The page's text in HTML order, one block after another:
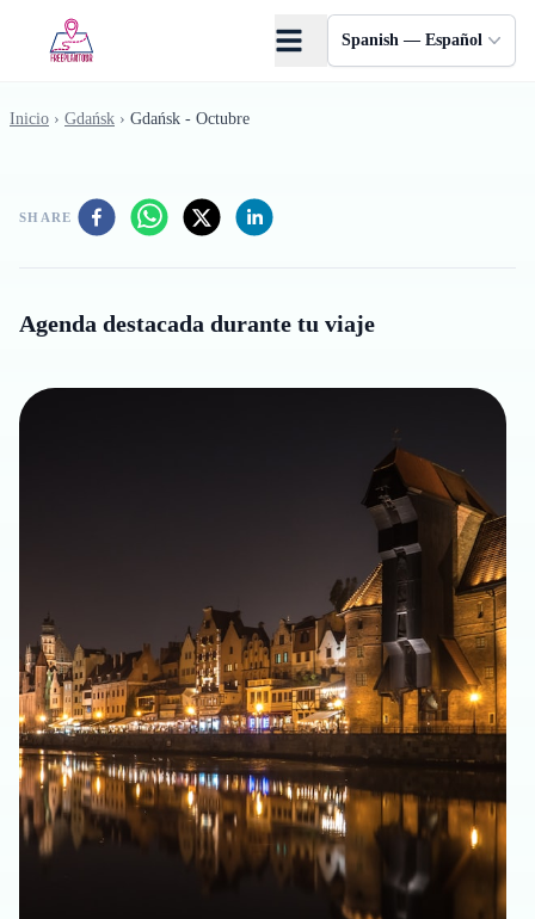
Spanish — Español
Inicio › Gdańsk › Gdańsk - Octubre
SHARE
Agenda destacada durante tu viaje